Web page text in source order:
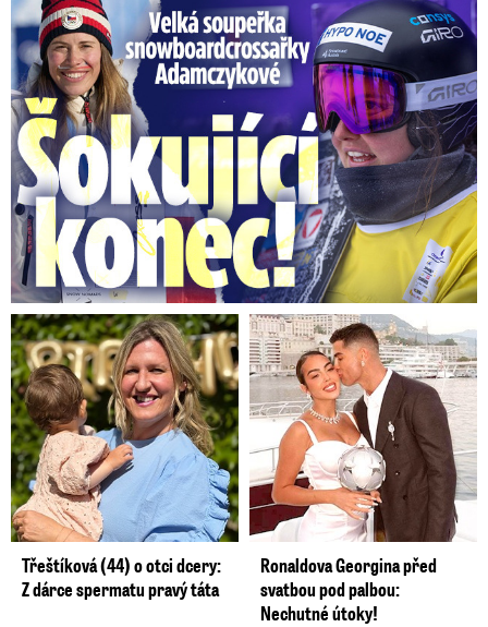
Velká soupeřka Adamczykové: Šokující konec!
Třeštíková (44) o otci dcery:
Z dárce spermatu pravý táta
Ronaldova Georgina před
svatbou pod palbou:
Nechutné útoky!